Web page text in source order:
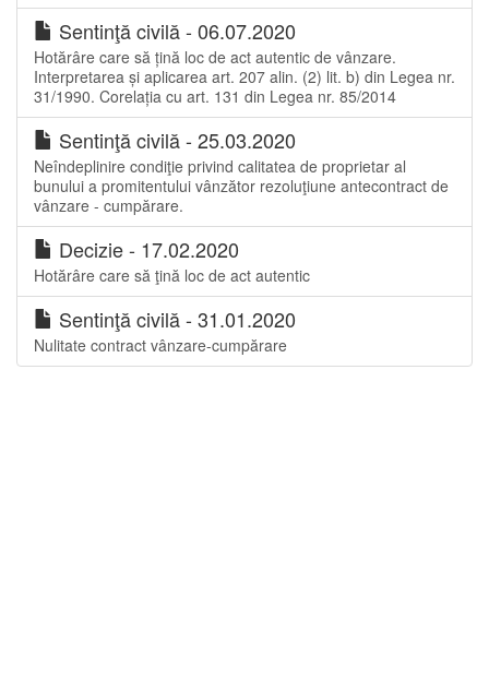
Sentinţă civilă - 06.07.2020
Hotărâre care să țină loc de act autentic de vânzare.
Interpretarea și aplicarea art. 207 alin. (2) lit. b) din Legea nr.
31/1990. Corelația cu art. 131 din Legea nr. 85/2014
Sentinţă civilă - 25.03.2020
Neîndeplinire condiţie privind calitatea de proprietar al
bunului a promitentului vânzător rezoluţiune antecontract de
vânzare - cumpărare.
Decizie - 17.02.2020
Hotărâre care să ţină loc de act autentic
Sentinţă civilă - 31.01.2020
Nulitate contract vânzare-cumpărare